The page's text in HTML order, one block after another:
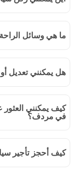
ما هي وسائل
هل يمكنني تعديل أو
كيف يمكنني العثور
في مردف؟
كيف أحجز تأجير